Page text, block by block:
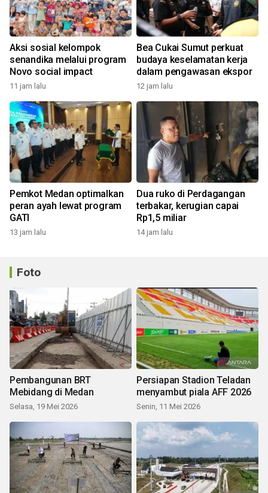
Aksi sosial kelompok
senandika melalui program
Novo social impact
11 jam lalu
Bea Cukai Sumut perkuat
budaya keselamatan kerja
dalam pengawasan ekspor
12 jam lalu
Pemkot Medan optimalkan
peran ayah lewat program
GATI
13 jam lalu
Dua ruko di Perdagangan
terbakar, kerugian capai
Rp1,5 miliar
14 jam lalu
Foto
Pembangunan BRT
Mebidang di Medan
Selasa, 19 Mei 2026
Persiapan Stadion Teladan
menyambut piala AFF 2026
Senin, 11 Mei 2026